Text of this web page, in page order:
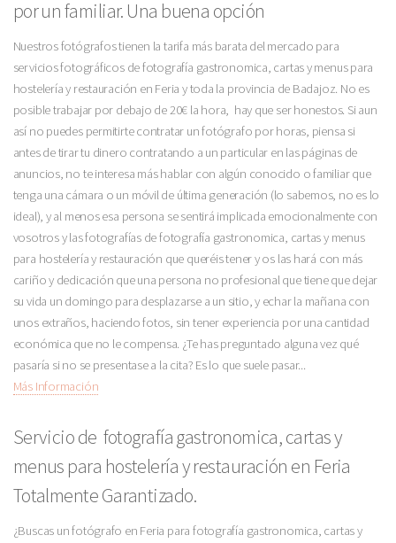
por un familiar. Una buena opción
Nuestros fotógrafos tienen la tarifa más barata del mercado para
servicios fotográficos de fotografía gastronomica, cartas y menus para
hostelería y restauración en Feria y toda la provincia de Badajoz. No es
posible trabajar por debajo de 20€ la hora, hay que ser honestos. Si aun
así no puedes permitirte contratar un fotógrafo por horas, piensa si
antes de tirar tu dinero contratando a un particular en las páginas de
anuncios, no te interesa más hablar con algún conocido o familiar que
tenga una cámara o un móvil de última generación (lo sabemos, no es lo
ideal), y al menos esa persona se sentirá implicada emocionalmente con
vosotros y las fotografías de fotografía gastronomica, cartas y menus
para hostelería y restauración que queréis tener y os las hará con más
cariño y dedicación que una persona no profesional que tiene que dejar
su vida un domingo para desplazarse a un sitio, y echar la mañana con
unos extraños, haciendo fotos, sin tener experiencia por una cantidad
económica que no le compensa. ¿Te has preguntado alguna vez qué
pasaría si no se presentase a la cita? Es lo que suele pasar...
Más Información
Servicio de fotografía gastronomica, cartas y
menus para hostelería y restauración en Feria
Totalmente Garantizado.
¿Buscas un fotógrafo en Feria para fotografía gastronomica, cartas y